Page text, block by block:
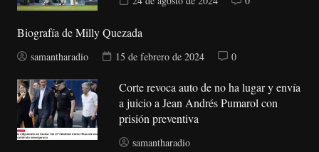
Biografía de Milly Quezada
samantharadio 15 de febrero de 2024 0
Corte revoca auto de no ha lugar y envía
a juicio a Jean Andrés Pumarol con
prisión preventiva
samantharadio